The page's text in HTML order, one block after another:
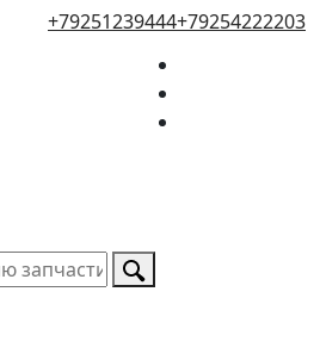
+79251239444+79254222203